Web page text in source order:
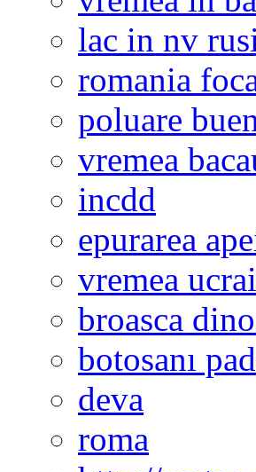
lac in nv
romania
poluare
vremea
incdd
epurarea
vremea
broasca
botosanı
deva
roma